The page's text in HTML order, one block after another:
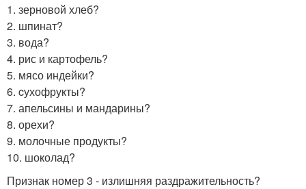
1. зерновой хлеб?
2. шпинат?
3. вода?
4. рис и картофель?
5. мясо индейки?
6. cухофрукты?
7. апельсины и мандарины?
8. орехи?
9. молочные продукты?
10. шоколад?
Признак номер 3 - излишняя раздражительность?